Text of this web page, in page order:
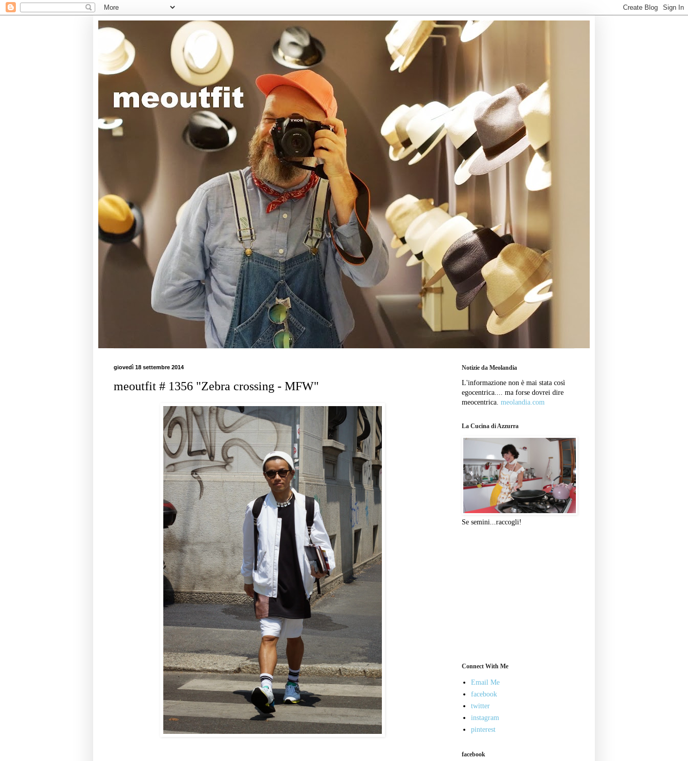
giovedì 18 settembre 2014
meoutfit # 1356 "Zebra crossing - MFW"
Notizie da Meolandia
L'informazione non è mai stata così
egocentrica.... ma forse dovrei dire
meocentrica. meolandia.com
La Cucina di Azzurra
Se semini...raccogli!
Connect With Me
Email Me
facebook
twitter
instagram
pinterest
facebook